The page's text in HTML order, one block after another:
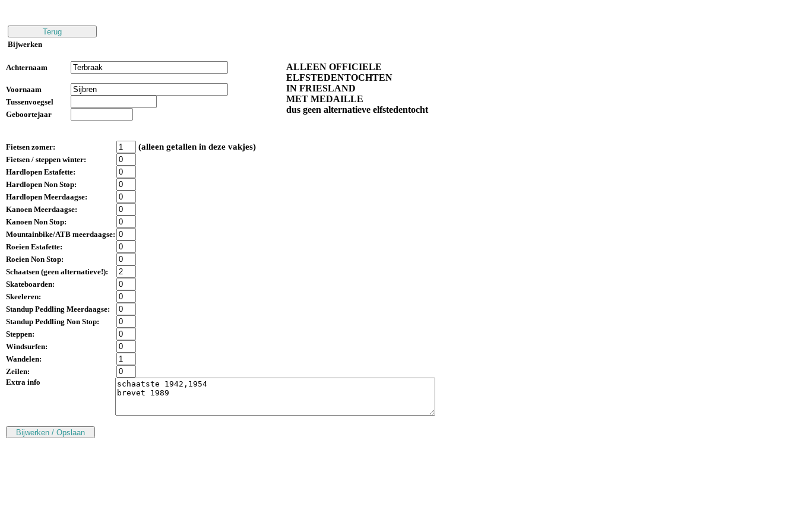
Bijwerken
Achternaam
ALLEEN OFFICIELE
ELFSTEDENTOCHTEN
IN FRIESLAND
MET MEDAILLE
dus geen alternatieve elfstedentocht
Voornaam
Tussenvoegsel
Geboortejaar
Fietsen zomer: (alleen getallen in deze vakjes)
Fietsen / steppen winter:
Hardlopen Estafette:
Hardlopen Non Stop:
Hardlopen Meerdaagse:
Kanoen Meerdaagse:
Kanoen Non Stop:
Mountainbike/ATB meerdaagse:
Roeien Estafette:
Roeien Non Stop:
Schaatsen (geen alternatieve!):
Skateboarden:
Skeeleren:
Standup Peddling Meerdaagse:
Standup Peddling Non Stop:
Steppen:
Windsurfen:
Wandelen:
Zeilen:
Extra info